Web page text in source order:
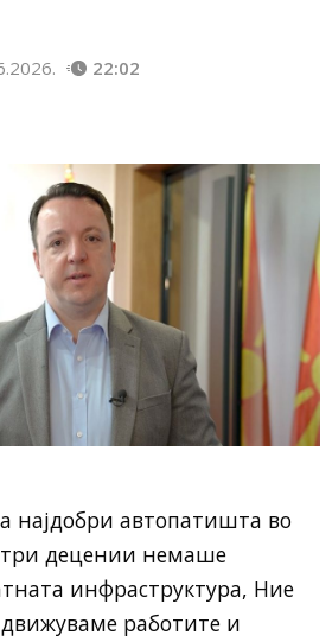
22:02
најдобри автопатишта во
три децении немаше
инфраструктура, Ние
работите и